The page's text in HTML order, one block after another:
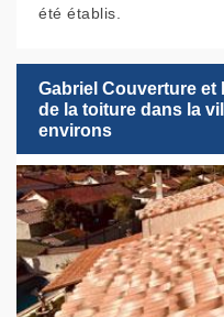
été établis.
Gabriel Couverture et
de la toiture dans la
environs